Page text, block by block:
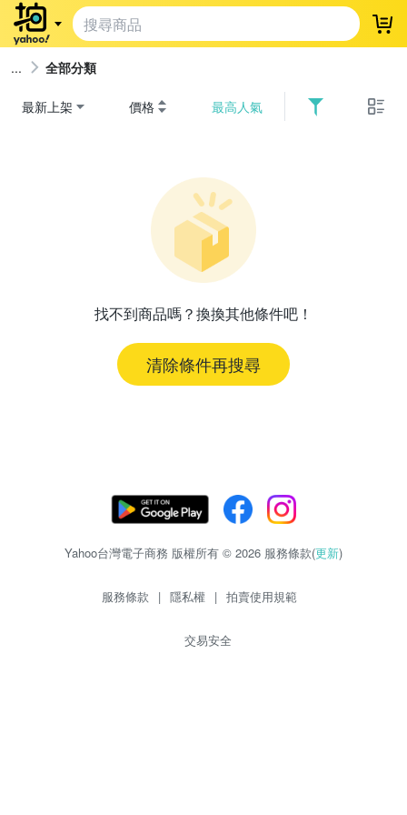
登
全部分類
最新上架 價格 最高人氣
找不到商品嗎？換換其他條件吧！
清除條件再搜尋
Yahoo台灣電子商務 版權所有 © 2026 服務條款(更新)
服務條款 | 隱私權 | 拍賣使用規範
交易安全